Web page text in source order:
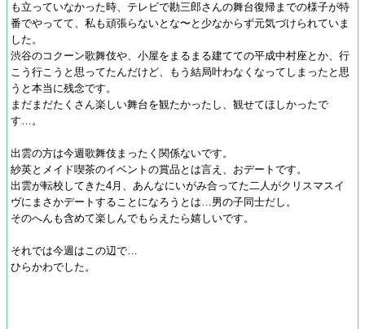
も立っていなかった時、テレビで勘三郎さんの舞台復帰までの様子が特
番でやってて、私も頑張らないとな〜と少なからず元気づけられていま
した。
渋谷のコクーン歌舞伎や、小屋をまるまる建てての平成中村座とか、行
こう行こうと思ってたんだけど、もう結局叶わなくなってしまったと思
うと本当に残念です。
まだまだたくさん楽しい舞台を観たかったし、観せてほしかったで
す…。
出雲の方は今週歌舞伎まったく関係ないです。
紗英とメイド喫茶のイベントの賞品とは言え、おデートです。
出雲が転校してきた4月、あんなにいがみ合ってた二人がクリスマスイ
ヴにまさかデートすることになろうとは…男の子同士だし。
そのへんも含めて楽しんでもらえたら嬉しいです。
それでは今週はこの辺で…
ひらかわでした。